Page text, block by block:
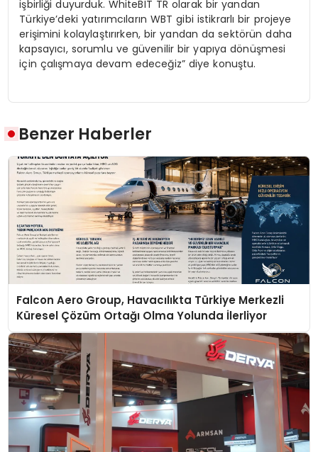
işbirliği duyurduk. WhiteBIT TR olarak bir yandan
Türkiye’deki yatırımcıların WBT gibi istikrarlı bir projeye
erişimini kolaylaştırırken, bir yandan da sektörün daha
kapsayıcı, sorumlu ve güvenilir bir yapıya dönüşmesi
için çalışmaya devam edeceğiz” diye konuştu.
Benzer Haberler
Falcon Aero Group, Havacılıkta Türkiye Merkezli
Küresel Çözüm Ortağı Olma Yolunda İlerliyor